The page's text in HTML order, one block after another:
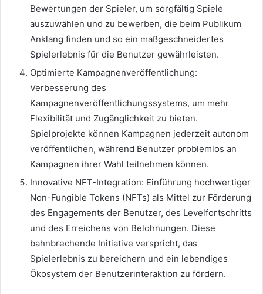
Bewertungen der Spieler, um sorgfältig Spiele
auszuwählen und zu bewerben, die beim Publikum
Anklang finden und so ein maßgeschneidertes
Spielerlebnis für die Benutzer gewährleisten.
Optimierte Kampagnenveröffentlichung:
Verbesserung des
Kampagnenveröffentlichungssystems, um mehr
Flexibilität und Zugänglichkeit zu bieten.
Spielprojekte können Kampagnen jederzeit autonom
veröffentlichen, während Benutzer problemlos an
Kampagnen ihrer Wahl teilnehmen können.
Innovative NFT-Integration: Einführung hochwertiger
Non-Fungible Tokens (NFTs) als Mittel zur Förderung
des Engagements der Benutzer, des Levelfortschritts
und des Erreichens von Belohnungen. Diese
bahnbrechende Initiative verspricht, das
Spielerlebnis zu bereichern und ein lebendiges
Ökosystem der Benutzerinteraktion zu fördern.